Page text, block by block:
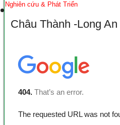
Nghiên cứu & Phát Triển
Châu Thành -Long An